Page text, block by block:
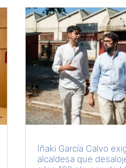
Iñaki García Calvo
alcaldesa que